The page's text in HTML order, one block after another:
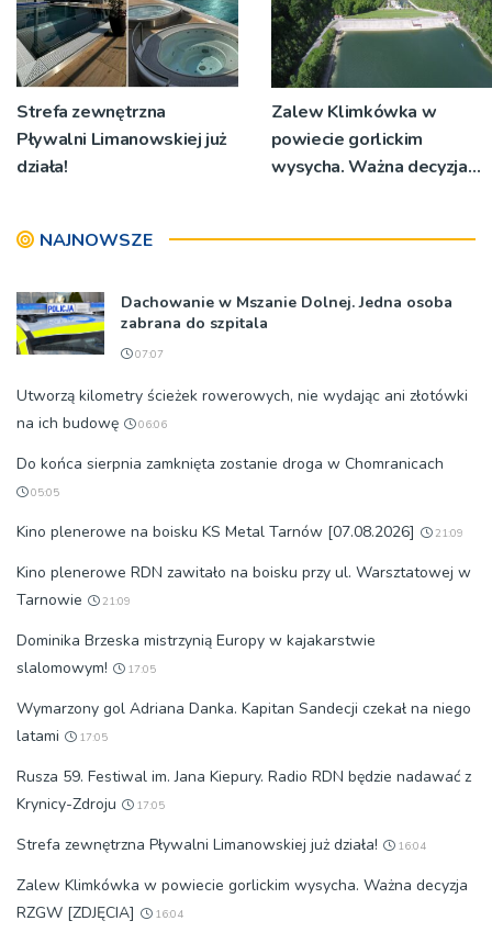
Strefa zewnętrzna
Pływalni Limanowskiej już
działa!
Zalew Klimkówka w
powiecie gorlickim
wysycha. Ważna decyzja
NAJNOWSZE
Dachowanie w Mszanie Dolnej. Jedna osoba
zabrana do szpitala
07:07
Utworzą kilometry ścieżek rowerowych, nie wydając ani złotówki
na ich budowę
06:06
Do końca sierpnia zamknięta zostanie droga w Chomranicach
05:05
Kino plenerowe na boisku KS Metal Tarnów [07.08.2026] 21:09
Kino plenerowe RDN zawitało na boisku przy ul. Warsztatowej w
Tarnowie
21:09
Dominika Brzeska mistrzynią Europy w kajakarstwie
slalomowym!
17:05
Wymarzony gol Adriana Danka. Kapitan Sandecji czekał na niego
latami
17:05
Rusza 59. Festiwal im. Jana Kiepury. Radio RDN będzie nadawać z
Krynicy-Zdroju
17:05
Strefa zewnętrzna Pływalni Limanowskiej już działa! 16:04
Zalew Klimkówka w powiecie gorlickim wysycha. Ważna decyzja
RZGW [ZDJĘCIA]
16:04